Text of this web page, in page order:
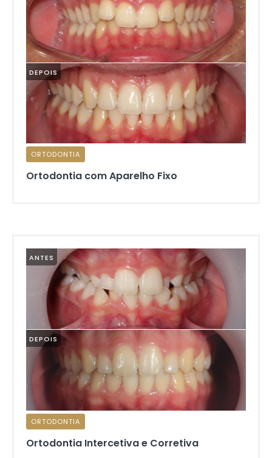
DEPOIS
ORTODONTIA
Ortodontia com Aparelho Fixo
ANTES
DEPOIS
ORTODONTIA
Ortodontia Intercetiva e Corretiva